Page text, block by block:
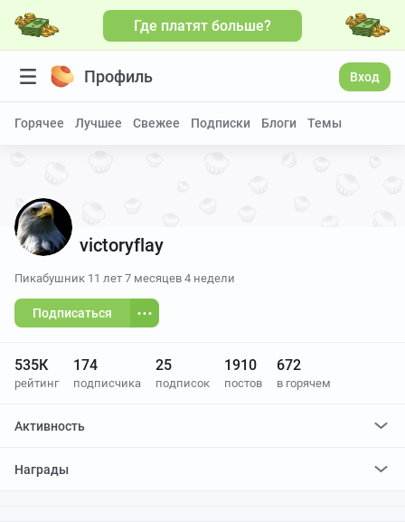
Где платят больше?
Профиль Вход
Горячее Лучшее Свежее Подписки Блоги Темы
victoryflay
Пикабушник 11 лет 7 месяцев 4 недели
Подписаться
535К
рейтинг
174
подписчика
25
подписок
1910
постов
672
в горячем
Активность
отредактировал
Награды
Больше видео